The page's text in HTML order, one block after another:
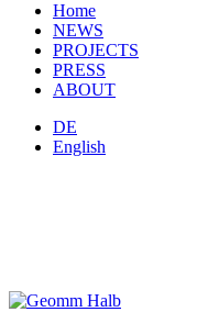
Home
NEWS
PROJECTS
PRESS
ABOUT
DE
English